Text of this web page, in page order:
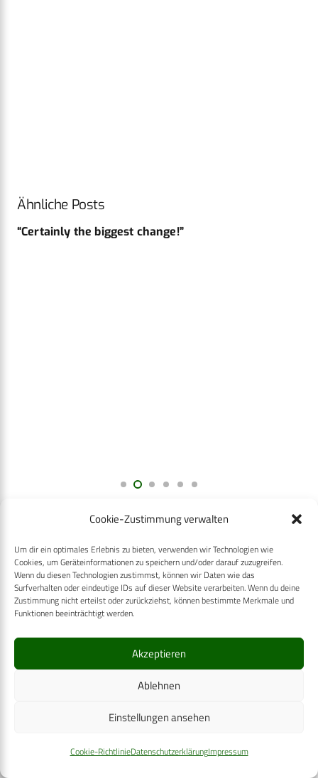
Cookie-Zustimmung verwalten
Um dir ein optimales Erlebnis zu bieten, verwenden wir Technologien wie
Cookies, um Geräteinformationen zu speichern und/oder darauf zuzugreifen.
Wenn du diesen Technologien zustimmst, können wir Daten wie das
Surfverhalten oder eindeutige IDs auf dieser Website verarbeiten. Wenn du deine
Zustimmung nicht erteilst oder zurückziehst, können bestimmte Merkmale und
Funktionen beeinträchtigt werden.
Akzeptieren
Ablehnen
Einstellungen ansehen
Cookie-RichtlinieDatenschutzerklärungImpressum
Ähnliche Posts
“Certainly the biggest change!”
Carl-Zeiss-Straße 5
Telefon: +49 (0)2225 / 88 89 – 0
digital@cpm-verlag.de